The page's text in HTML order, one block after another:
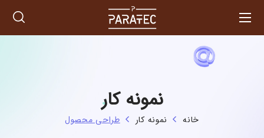
نمونه کار
خانه نمونه کار طراحی محصول